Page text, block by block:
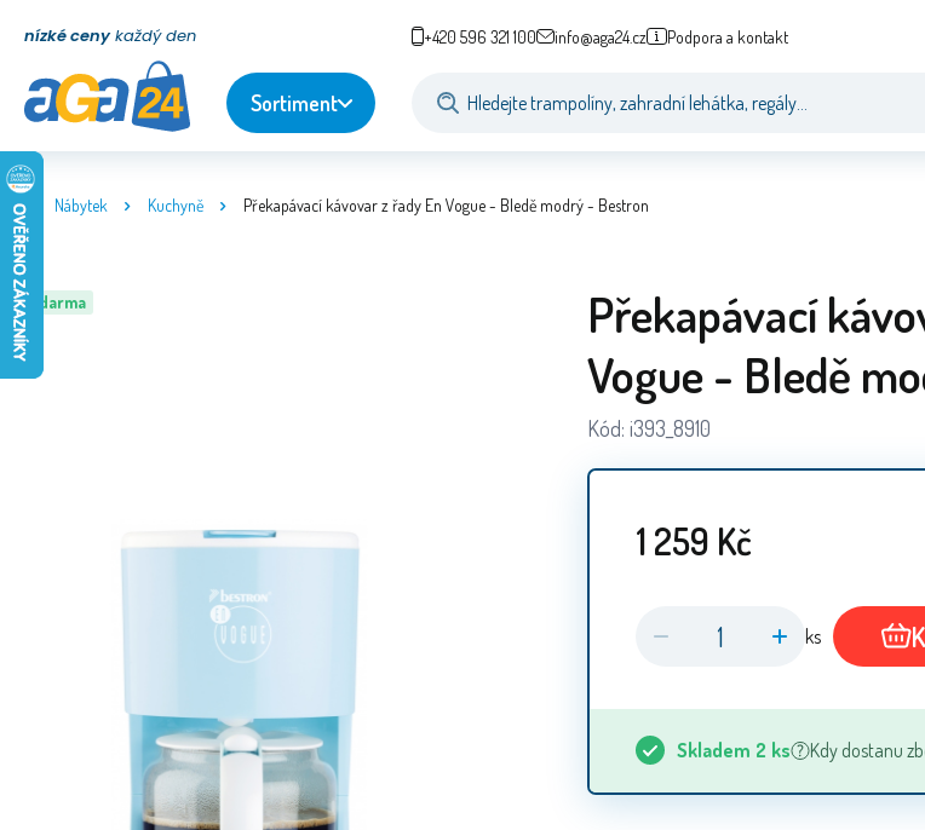
nízké ceny každý den +420 596 321 100 info@aga24.cz Podpora a kontakt
Sortiment
Nábytek Kuchyně Překapávací kávovar z řady En Vogue - Bledě modrý - Bestron
Zdarma
Překapávací
Vogue - Bledě
Kód: i393_8910
1 259 Kč
ks
Skladem 2 ks Kdy dostanu